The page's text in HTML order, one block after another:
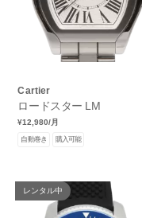
Cartier
ロードスター LM
¥12,980/月
自動巻き 購入可能
レンタル中